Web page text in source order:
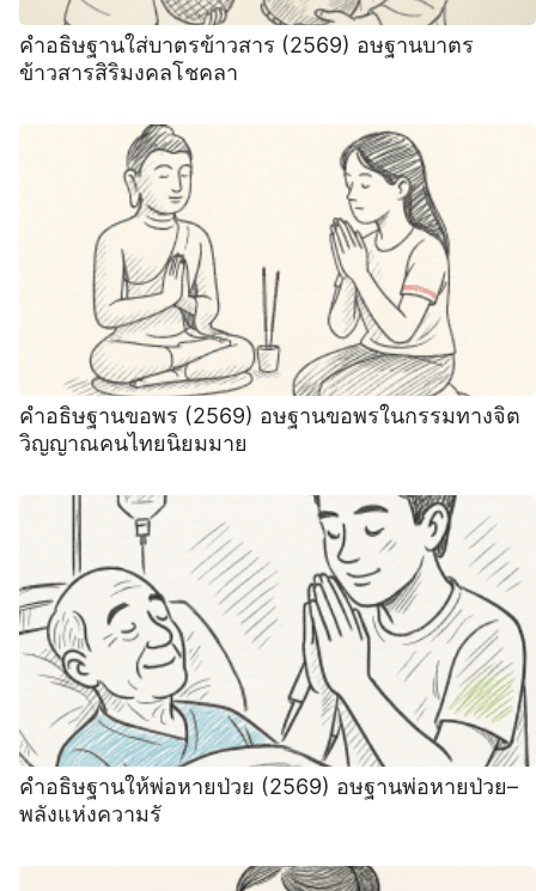
คำอธิษฐานใส่บาตรข้าวสาร (2569) อษฐานบาตร
ข้าวสารสิริมงคลโชคลา
คำอธิษฐานขอพร (2569) อษฐานขอพรในกรรมทางจิต
วิญญาณคนไทยนิยมมาย
คำอธิษฐานให้พ่อหายป่วย (2569) อษฐานพ่อหายป่วย–
พลังแห่งความรั